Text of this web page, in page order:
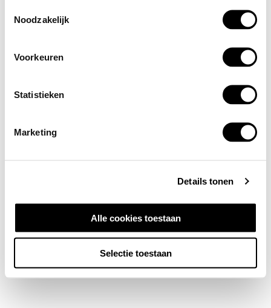
Noodzakelijk
Voorkeuren
Statistieken
Marketing
Details tonen
Alle cookies toestaan
Selectie toestaan